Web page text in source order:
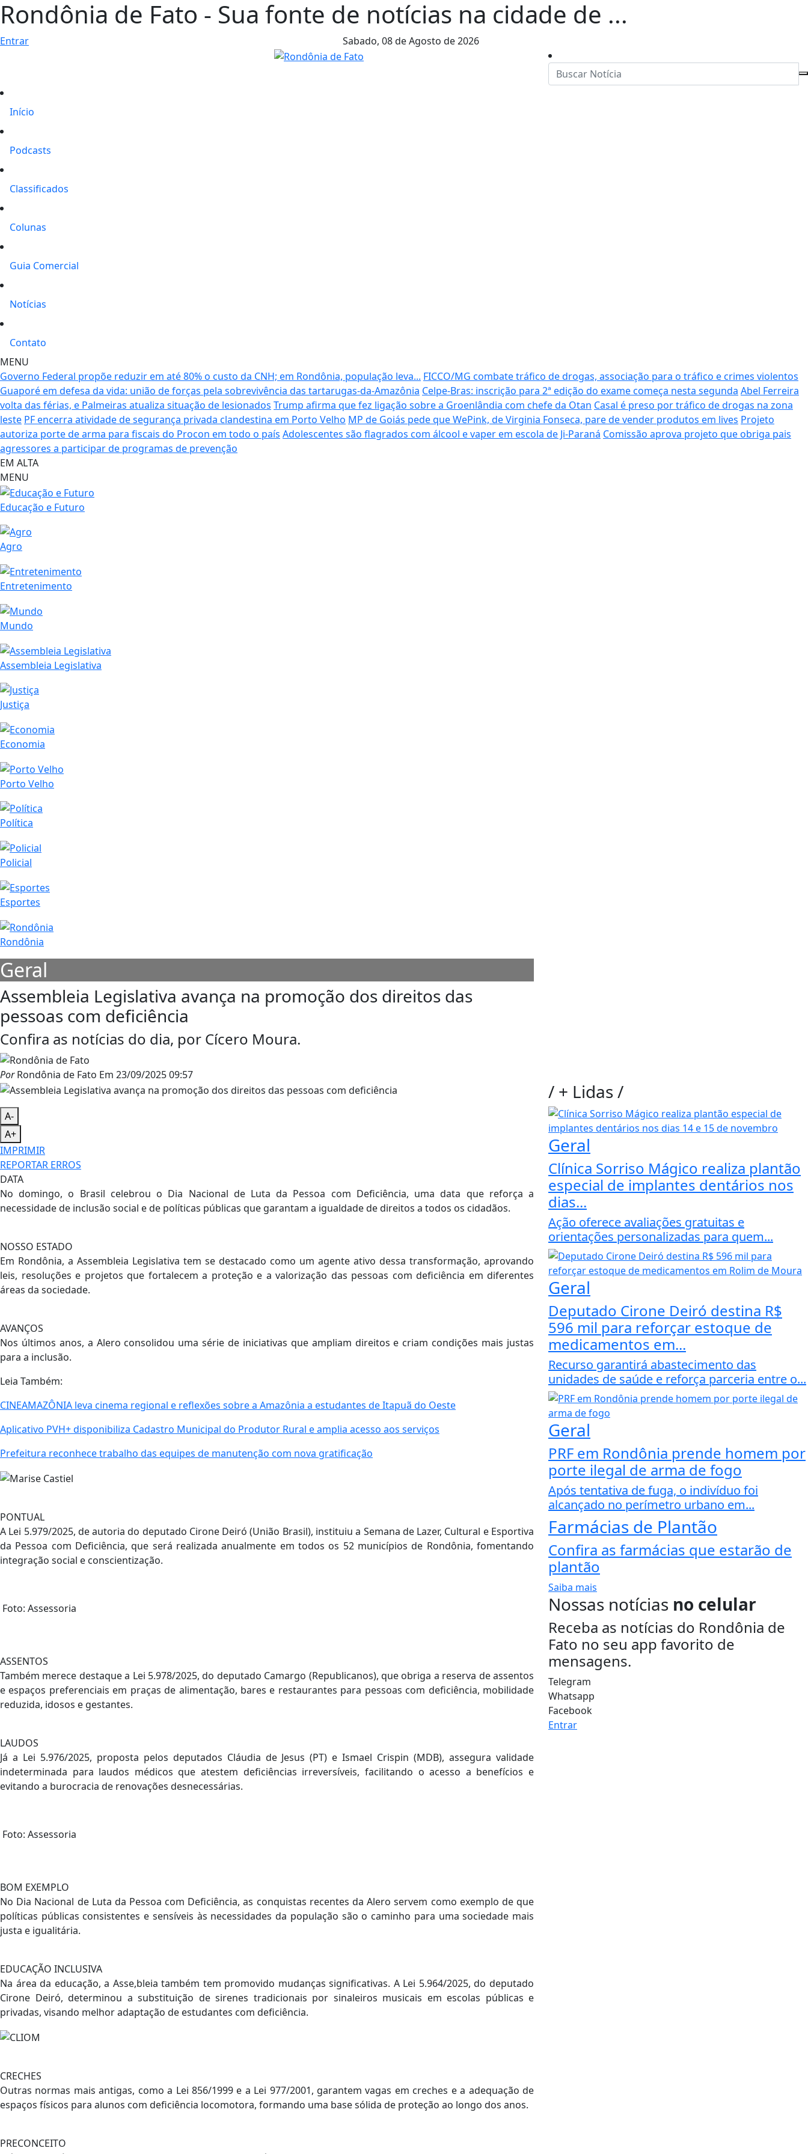
Rondônia de Fato - Sua fonte de notícias na cidade de ...
Entrar Sabado, 08 de Agosto de 2026
Início
Podcasts
Classificados
Colunas
Guia Comercial
Notícias
Contato
MENU
Governo Federal propõe reduzir em até 80% o custo da CNH; em Rondônia, população leva... FICCO/MG combate tráfico de drogas, associação para o tráfico e crimes violentos
Guaporé em defesa da vida: união de forças pela sobrevivência das tartarugas-da-Amazônia Celpe-Bras: inscrição para 2ª edição do exame começa nesta segunda Abel Ferreira
volta das férias, e Palmeiras atualiza situação de lesionados Trump afirma que fez ligação sobre a Groenlândia com chefe da Otan Casal é preso por tráfico de drogas na zona
leste PF encerra atividade de segurança privada clandestina em Porto Velho MP de Goiás pede que WePink, de Virginia Fonseca, pare de vender produtos em lives Projeto
autoriza porte de arma para fiscais do Procon em todo o país Adolescentes são flagrados com álcool e vaper em escola de Ji-Paraná Comissão aprova projeto que obriga pais
agressores a participar de programas de prevenção
EM ALTA
MENU
Educação e Futuro
Agro
Entretenimento
Mundo
Assembleia Legislativa
Justiça
Economia
Porto Velho
Política
Policial
Esportes
Rondônia
Geral
Assembleia Legislativa avança na promoção dos direitos das
pessoas com deficiência
Confira as notícias do dia, por Cícero Moura.
PorRondônia de Fato Em 23/09/2025 09:57
A-
A+
IMPRIMIR
REPORTAR ERROS
DATA
No domingo, o Brasil celebrou o Dia Nacional de Luta da Pessoa com Deficiência, uma data que reforça a
necessidade de inclusão social e de políticas públicas que garantam a igualdade de direitos a todos os cidadãos.
NOSSO ESTADO
Em Rondônia, a Assembleia Legislativa tem se destacado como um agente ativo dessa transformação, aprovando
leis, resoluções e projetos que fortalecem a proteção e a valorização das pessoas com deficiência em diferentes
áreas da sociedade.
AVANÇOS
Nos últimos anos, a Alero consolidou uma série de iniciativas que ampliam direitos e criam condições mais justas
para a inclusão.
Leia Também:
CINEAMAZÔNIA leva cinema regional e reflexões sobre a Amazônia a estudantes de Itapuã do Oeste
Aplicativo PVH+ disponibiliza Cadastro Municipal do Produtor Rural e amplia acesso aos serviços
Prefeitura reconhece trabalho das equipes de manutenção com nova gratificação
PONTUAL
A Lei 5.979/2025, de autoria do deputado Cirone Deiró (União Brasil), instituiu a Semana de Lazer, Cultural e Esportiva
da Pessoa com Deficiência, que será realizada anualmente em todos os 52 municípios de Rondônia, fomentando
integração social e conscientização.
Foto: Assessoria
ASSENTOS
Também merece destaque a Lei 5.978/2025, do deputado Camargo (Republicanos), que obriga a reserva de assentos
e espaços preferenciais em praças de alimentação, bares e restaurantes para pessoas com deficiência, mobilidade
reduzida, idosos e gestantes.
LAUDOS
Já a Lei 5.976/2025, proposta pelos deputados Cláudia de Jesus (PT) e Ismael Crispin (MDB), assegura validade
indeterminada para laudos médicos que atestem deficiências irreversíveis, facilitando o acesso a benefícios e
evitando a burocracia de renovações desnecessárias.
Foto: Assessoria
BOM EXEMPLO
No Dia Nacional de Luta da Pessoa com Deficiência, as conquistas recentes da Alero servem como exemplo de que
políticas públicas consistentes e sensíveis às necessidades da população são o caminho para uma sociedade mais
justa e igualitária.
EDUCAÇÃO INCLUSIVA
Na área da educação, a Asse,bleia também tem promovido mudanças significativas. A Lei 5.964/2025, do deputado
Cirone Deiró, determinou a substituição de sirenes tradicionais por sinaleiros musicais em escolas públicas e
privadas, visando melhor adaptação de estudantes com deficiência.
CRECHES
Outras normas mais antigas, como a Lei 856/1999 e a Lei 977/2001, garantem vagas em creches e a adequação de
espaços físicos para alunos com deficiência locomotora, formando uma base sólida de proteção ao longo dos anos.
PRECONCEITO
/ + Lidas/
Geral
Clínica Sorriso Mágico realiza plantão
especial de implantes dentários nos
dias...
Ação oferece avaliações gratuitas e
orientações personalizadas para quem...
Geral
Deputado Cirone Deiró destina R$
596 mil para reforçar estoque de
medicamentos em...
Recurso garantirá abastecimento das
unidades de saúde e reforça parceria entre o...
Geral
PRF em Rondônia prende homem por
porte ilegal de arma de fogo
Após tentativa de fuga, o indivíduo foi
alcançado no perímetro urbano em...
Farmácias de Plantão
Confira as farmácias que estarão de
plantão
Saiba mais
Nossas notícias no celular
Receba as notícias do Rondônia de
Fato no seu app favorito de
mensagens.
Telegram
Whatsapp
Facebook
Entrar